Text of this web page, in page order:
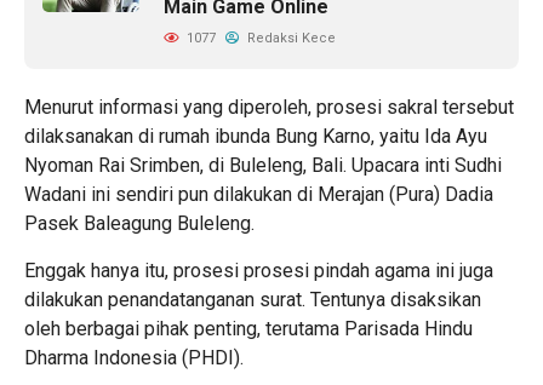
Main Game Online
1077 Redaksi Kece
Menurut informasi yang diperoleh, prosesi sakral tersebut
dilaksanakan di rumah ibunda Bung Karno, yaitu Ida Ayu
Nyoman Rai Srimben, di Buleleng, Bali. Upacara inti Sudhi
Wadani ini sendiri pun dilakukan di Merajan (Pura) Dadia
Pasek Baleagung Buleleng.
Enggak hanya itu, prosesi prosesi pindah agama ini juga
dilakukan penandatanganan surat. Tentunya disaksikan
oleh berbagai pihak penting, terutama Parisada Hindu
Dharma Indonesia (PHDI).